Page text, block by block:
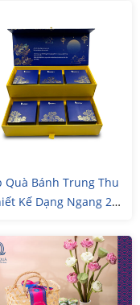
Quà Bánh Trung Thu
Kế Dạng Ngang 2